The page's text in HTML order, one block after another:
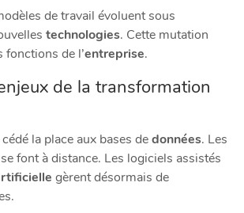
de travail évoluent sous
technologies. Cette mutation
fonctions de l’entreprise.
de la transformation
la place aux bases dedonnées. Les
font à distance. Les logiciels assistés
gèrent désormais de